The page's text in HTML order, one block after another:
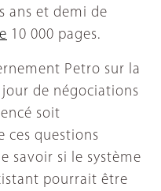
ans et demi de
10 000 pages.
Petro sur la
de négociations
soit
ces questions
savoir si le système
pourrait être